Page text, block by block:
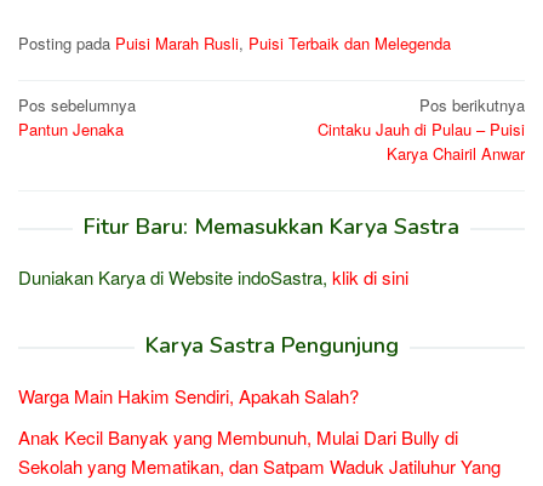
Posting pada Puisi Marah Rusli, Puisi Terbaik dan Melegenda
Navigasi
pos
Pos sebelumnya
Pantun Jenaka
Pos berikutnya
Cintaku Jauh di Pulau – Puisi
Karya Chairil Anwar
Fitur Baru: Memasukkan Karya Sastra
Duniakan Karya di Website indoSastra, klik di sini
Karya Sastra Pengunjung
Warga Main Hakim Sendiri, Apakah Salah?
Anak Kecil Banyak yang Membunuh, Mulai Dari Bully di
Sekolah yang Mematikan, dan Satpam Waduk Jatiluhur Yang